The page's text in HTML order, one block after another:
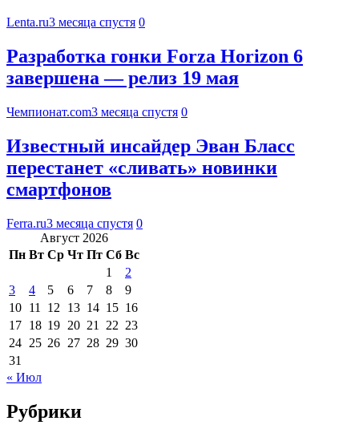
Lenta.ru3 месяца спустя 0
Разработка гонки Forza Horizon 6
завершена — релиз 19 мая
Чемпионат.com3 месяца спустя 0
Известный инсайдер Эван Бласс
перестанет «сливать» новинки
смартфонов
Ferra.ru3 месяца спустя 0
Август 2026
Пн Вт Ср Чт Пт Сб Вс
1
2
3
4 5 6 7 8
9
10 11 12 13 14 15 16
17 18 19 20 21 22 23
24 25 26 27 28 29 30
31
« Июл
Рубрики